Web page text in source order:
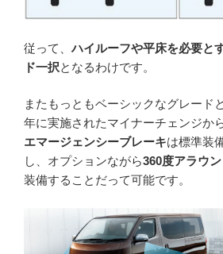
従って、ハイルーフや平床を必要と
ド一択となるわけです。
またもっともベーシックなグレード
年に実施されたマイナーチェンジか
エマージェンシーブレーキは標準装
し、オプションながら360度アラウ
装備することだって可能です。